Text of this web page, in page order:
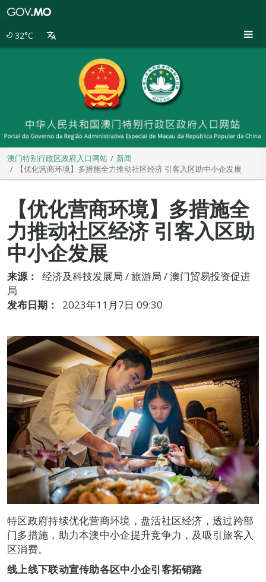
32°C
澳门特别行政区政府入口网站
新闻
【优化营商环境】多措施全力推动社区经济 引客入区助中小企发展
【优化营商环境】多措施全
力推动社区经济 引客入区助
中小企发展
来源：
经济及科技发展局 / 旅游局 / 澳门贸易投资促进
局
发布日期：
2023年11月7日 09:30
特区政府持续优化营商环境，盘活社区经济，透过跨部
门多措施，助力本澳中小企提升竞争力，及吸引旅客入
区消费。
线上线下联动宣传助各区中小企引客拓销路